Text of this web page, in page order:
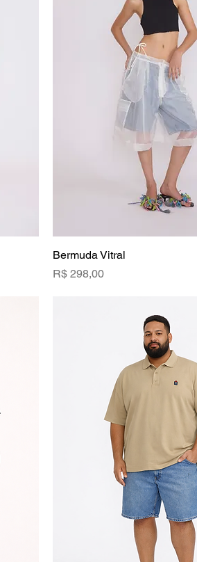
Visualização rápida
Bermuda Vitral
Preço
R$ 298,00